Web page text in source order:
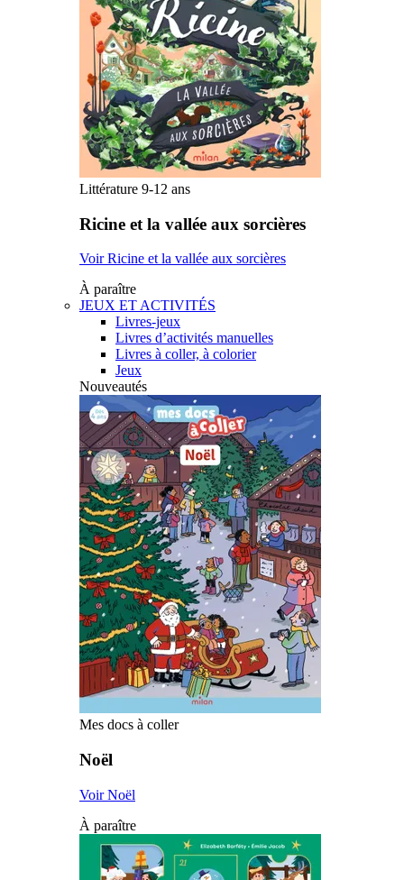
Littérature 9-12 ans
Ricine et la vallée aux sorcières
Voir Ricine et la vallée aux sorcières
À paraître
JEUX ET ACTIVITÉS
Livres-jeux
Livres d’activités manuelles
Livres à coller, à colorier
Jeux
Nouveautés
Mes docs à coller
Noël
Voir Noël
À paraître